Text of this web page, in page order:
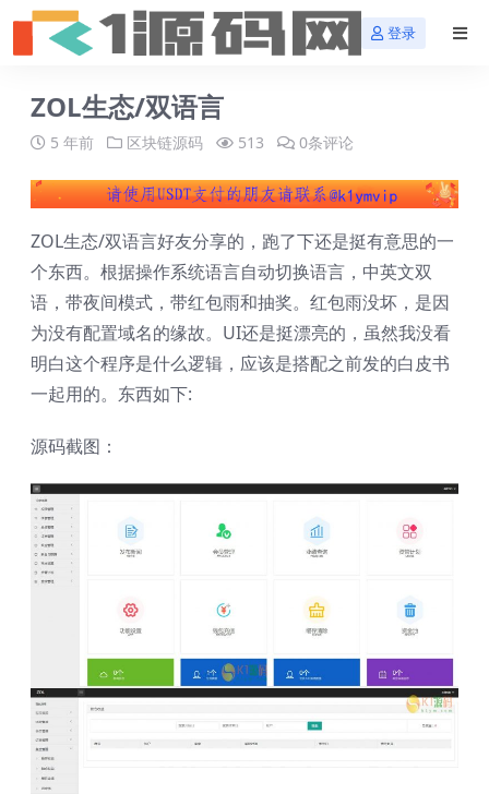
登录
ZOL生态/双语言
5 年前 区块链源码 513 0条评论
ZOL生态/双语言好友分享的，跑了下还是挺有意思的一
个东西。根据操作系统语言自动切换语言，中英文双
语，带夜间模式，带红包雨和抽奖。红包雨没坏，是因
为没有配置域名的缘故。UI还是挺漂亮的，虽然我没看
明白这个程序是什么逻辑，应该是搭配之前发的白皮书
一起用的。东西如下:
源码截图：